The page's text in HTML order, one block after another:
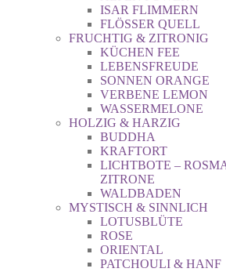
ISAR FLIMMERN
FLÖSSER QUELL
FRUCHTIG & ZITRONIG
KÜCHEN FEE
LEBENSFREUDE
SONNEN ORANGE
VERBENE LEMON
WASSERMELONE
HOLZIG & HARZIG
BUDDHA
KRAFTORT
LICHTBOTE –
ZITRONE
WALDBADEN
MYSTISCH & SINNLICH
LOTUSBLÜTE
ROSE
ORIENTAL
PATCHOULI & HANF